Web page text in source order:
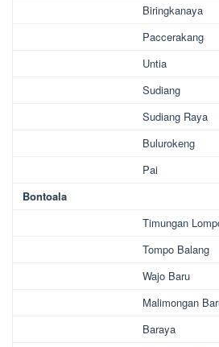
Biringkanaya
Paccerakang
Untia
Sudiang
Sudiang Raya
Bulurokeng
Pai
Bontoala
Timungan
Tompo Balang
Wajo Baru
Malimongan
Baraya